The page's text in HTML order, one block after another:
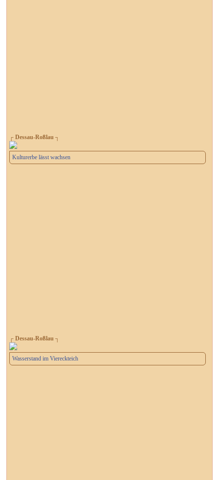
┌ Dessau-Roßlau ┐
Kulturerbe lässt wachsen
┌ Dessau-Roßlau ┐
Wasserstand im Viereckteich